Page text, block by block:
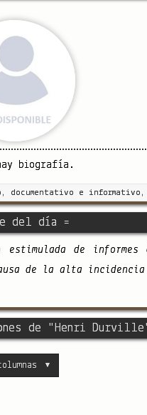
biografía.
e
del día =
estimulada de
de la alta incidencia
de "Henri
▼